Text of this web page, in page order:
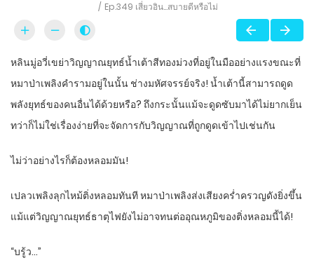
Ep.349 เสี่ยวอิน...สบายดีหรือไม่
หลินมู่อวี่เขย่าวิญญาณยุทธ์น้ำเต้าสีทองม่วงที่อยู่ในมืออย่างแรงขณะที่
หมาป่าเพลิงคำรามอยู่ในนั้น ช่างมหัศจรรย์จริง! น้ำเต้านี้สามารถดูด
พลังยุทธ์ของคนอื่นได้ด้วยหรือ? ถึงกระนั้นแม้จะดูดซับมาได้ไม่ยากเย็น
ทว่าก็ไม่ใช่เรื่องง่ายที่จะจัดการกับวิญญาณที่ถูกดูดเข้าไปเช่นกัน
ไม่ว่าอย่างไรก็ต้องหลอมมัน!
เปลวเพลิงลุกไหม้ติ่งหลอมทันที หมาป่าเพลิงส่งเสียงคร่ำครวญดังยิ่งขึ้น
แม้แต่วิญญาณยุทธ์ธาตุไฟยังไม่อาจทนต่ออุณหภูมิของติ่งหลอมนี้ได้!
“บรู้ว…”